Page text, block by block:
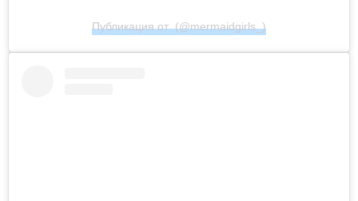
Публикация от ㅤ (@mermaidgirls_)